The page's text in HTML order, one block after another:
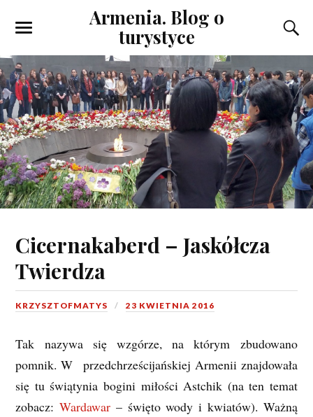
Armenia. Blog o
turystyce
Cicernakaberd – Jaskółcza
Twierdza
KRZYSZTOFMATYS 23 KWIETNIA 2016
Tak nazywa się wzgórze, na którym zbudowano
pomnik. W przedchrześcijańskiej Armenii znajdowała
się tu świątynia bogini miłości Astchik (na ten temat
zobacz:Wardawar – święto wody i kwiatów). Ważną